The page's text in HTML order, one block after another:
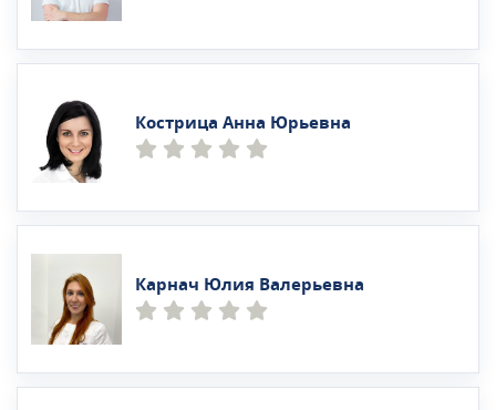
Кострица Анна Юрьевна
Карнач Юлия Валерьевна